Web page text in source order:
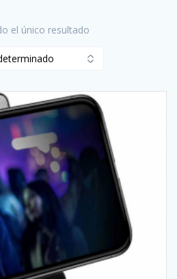
el único resultado